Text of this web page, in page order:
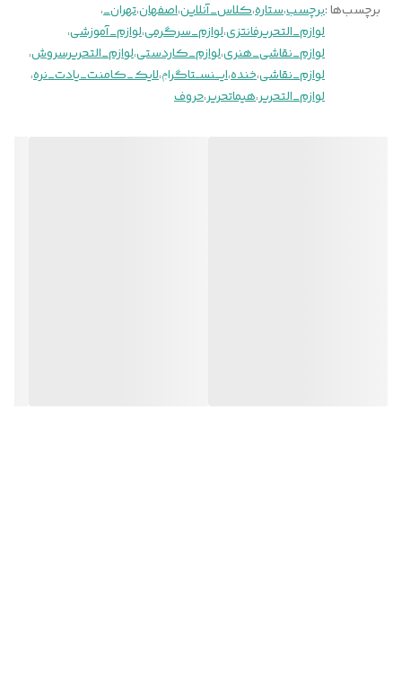
برچسب‌ها :برچسب،ستاره،کلاس_آنلاین،اصفهان،تهران_،
لوازم_التحریرفانتزی،لوازم_سرگرمی،لوازم_آموزشی،
لوازم_نقاشی_هنری،لوازم_کاردستی،لوازم_التحریرسروش،
لوازم_نقاشی،خنده،ایـــنســتاگراݦ،لایک_کامنت_یادت_نره،
لوازم_التحریر،هیماتحریر،حروف